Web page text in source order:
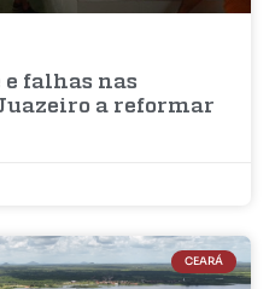
e falhas nas
a reformar
CEARÁ